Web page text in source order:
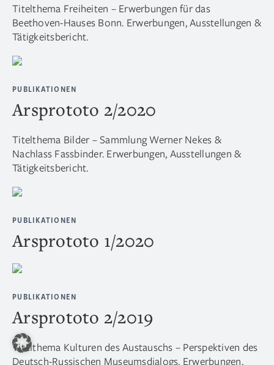
Titelthema Freiheiten – Erwerbungen für das
Beethoven-Hauses Bonn. Erwerbungen, Ausstellungen &
Tätigkeitsbericht.
PUBLIKATIONEN
Arsprototo 2/2020
Titelthema Bilder – Sammlung Werner Nekes &
Nachlass Fassbinder. Erwerbungen, Ausstellungen &
Tätigkeitsbericht.
PUBLIKATIONEN
Arsprototo 1/2020
PUBLIKATIONEN
Arsprototo 2/2019
Titelthema Kulturen des Austauschs – Perspektiven des
Deutsch-Russischen Museumsdialogs. Erwerbungen,